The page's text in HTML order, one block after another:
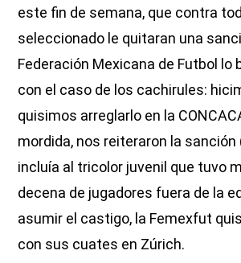
este fin de semana, que contra
seleccionado le quitaran una
Federación Mexicana de Futbol lo
con el caso de los cachirules:
quisimos arreglarlo en la
mordida, nos reiteraron la sanción
incluía al tricolor juvenil que tuvo
decena de jugadores fuera de la
asumir el castigo, la Femexfut
con sus cuates en Zúrich.